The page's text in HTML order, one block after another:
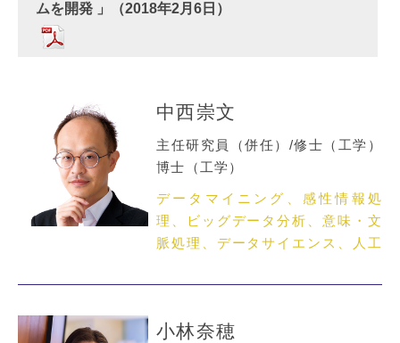
ムを開発 」（2018年2月6日）
中西崇文
主任研究員（併任）/修士（工学）
博士（工学）
データマイニング、感性情報処
理、ビッグデータ分析、意味・文
脈処理、データサイエンス、人工
小林奈穂